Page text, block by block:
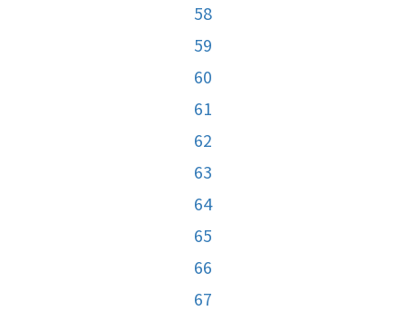
58
59
60
61
62
63
64
65
66
67